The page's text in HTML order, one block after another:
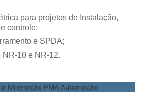
para projetos de Instalação,
controle;
e SPDA;
NR-10 e NR-12.